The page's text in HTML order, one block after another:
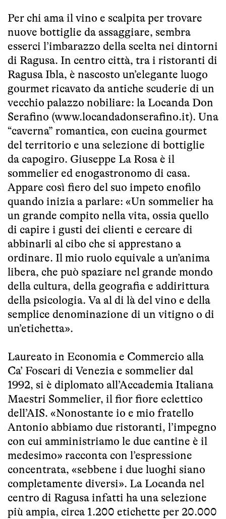
Per chi ama il vino e scalpita per trovare
nuove bottiglie da assaggiare, sembra
esserci l’imbarazzo della scelta nei dintorni
di Ragusa. In centro città, tra i ristoranti di
Ragusa Ibla, è nascosto un’elegante luogo
gourmet ricavato da antiche scuderie di un
vecchio palazzo nobiliare: la Locanda Don
Serafino (www.locandadonserafino.it). Una
“caverna” romantica, con cucina gourmet
del territorio e una selezione di bottiglie
da capogiro. Giuseppe La Rosa è il
sommelier ed enogastronomo di casa.
Appare così fiero del suo impeto enofilo
quando inizia a parlare: «Un sommelier ha
un grande compito nella vita, ossia quello
di capire i gusti dei clienti e cercare di
abbinarli al cibo che si apprestano a
ordinare. Il mio ruolo equivale a un’anima
libera, che può spaziare nel grande mondo
della cultura, della geografia e addirittura
della psicologia. Va al di là del vino e della
semplice denominazione di un vitigno o di
un’etichetta».
Laureato in Economia e Commercio alla
Ca’ Foscari di Venezia e sommelier dal
1992, si è diplomato all’Accademia Italiana
Maestri Sommelier, il fior fiore eclettico
dell’AIS. «Nonostante io e mio fratello
Antonio abbiamo due ristoranti, l’impegno
con cui amministriamo le due cantine è il
medesimo» racconta con l’espressione
concentrata, «sebbene i due luoghi siano
completamente diversi». La Locanda nel
centro di Ragusa infatti ha una selezione
più ampia, circa 1.200 etichette per 20.000